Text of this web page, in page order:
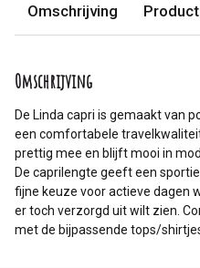
Omschrijving
Omschrijving
De Linda capri is gemaakt van
een comfortabele
prettig mee en blijft mooi in
De caprilengte geeft een
fijne keuze voor actieve dagen
er toch verzorgd uit wilt zien.
met de bijpassende tops/